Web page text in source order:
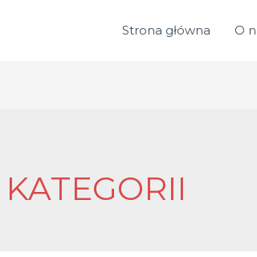
Strona główna O